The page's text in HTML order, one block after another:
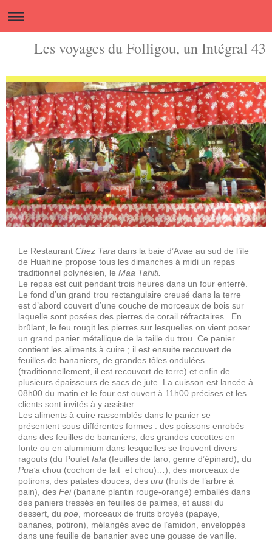
Les voyages du Folligou, un Intégral 43
Le Restaurant Chez Tara dans la baie d’Avae au sud de l’île
de Huahine propose tous les dimanches à midi un repas
traditionnel polynésien, le Maa Tahiti.
Le repas est cuit pendant trois heures dans un four enterré.
Le fond d’un grand trou rectangulaire creusé dans la terre
est d’abord couvert d’une couche de morceaux de bois sur
laquelle sont posées des pierres de corail réfractaires. En
brûlant, le feu rougit les pierres sur lesquelles on vient poser
un grand panier métallique de la taille du trou. Ce panier
contient les aliments à cuire ; il est ensuite recouvert de
feuilles de bananiers, de grandes tôles ondulées
(traditionnellement, il est recouvert de terre) et enfin de
plusieurs épaisseurs de sacs de jute. La cuisson est lancée à
08h00 du matin et le four est ouvert à 11h00 précises et les
clients sont invités à y assister.
Les aliments à cuire rassemblés dans le panier se
présentent sous différentes formes : des poissons enrobés
dans des feuilles de bananiers, des grandes cocottes en
fonte ou en aluminium dans lesquelles se trouvent divers
ragouts (du Poulet fafa (feuilles de taro, genre d’épinard), du
Pua’a chou (cochon de lait et chou)…), des morceaux de
potirons, des patates douces, des uru (fruits de l’arbre à
pain), des Fei(banane plantin rouge-orangé) emballés dans
des paniers tressés en feuilles de palmes, et aussi du
dessert, du poe , morceaux de fruits broyés (papaye,
bananes, potiron), mélangés avec de l’amidon, enveloppés
dans une feuille de bananier avec une gousse de vanille.